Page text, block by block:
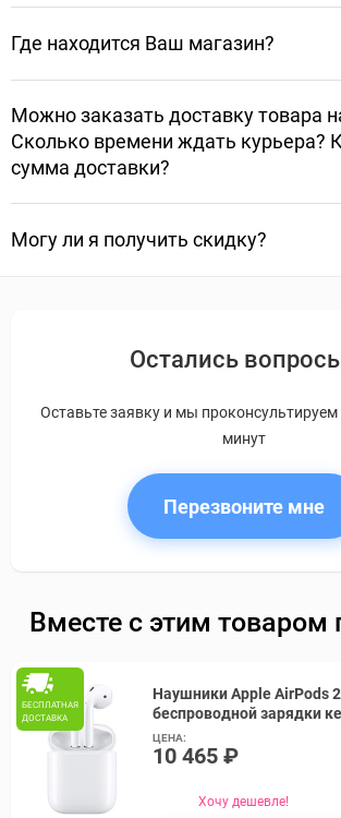
Где находится Ваш магазин?
Можно заказать доставку товара
Сколько времени ждать курьера?
сумма доставки?
Могу ли я получить скидку?
Остались
Оставьте заявку и мы проконсультируем
минут
Перезвоните мне
Вместе с этим товаром
БЕСПЛАТНАЯ
ДОСТАВКА
Наушники Apple AirPods
беспроводной зарядки
ЦЕНА:
10 465 ₽
Хочу дешевле!